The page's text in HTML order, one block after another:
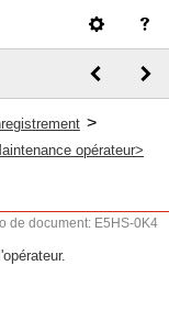
>
opérateur>
de document: E5HS-0K4